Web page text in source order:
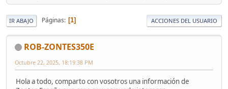
IR ABAJO Páginas 1 ACCIONES DEL USUARIO
ROB-ZONTES350E
Octubre 22, 2025, 18:19:38 PM
Hola a todo, comparto con vosotros una información de